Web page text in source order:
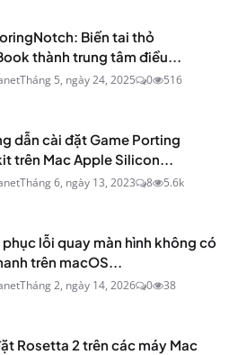
Biến tai thỏ
thành trung tâm điều...
Tháng 5, ngày 24, 2025 0 516
dẫn cài đặt Game Porting
trên Mac Apple Silicon...
Tháng 6, ngày 13, 2023 8 5.6k
phục lỗi quay màn hình không có
trên macOS...
Tháng 2, ngày 14, 2026 0 38
Rosetta 2 trên các máy Mac